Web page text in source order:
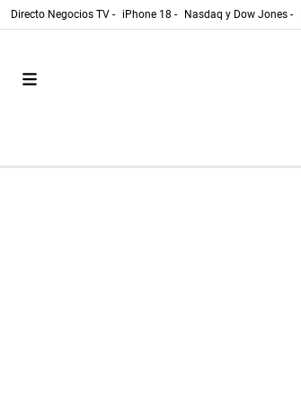
Directo Negocios TV - iPhone 18 - Nasdaq y Dow Jones -